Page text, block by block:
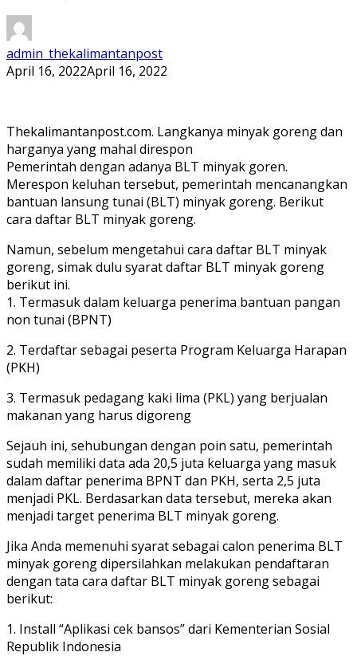
admin_thekalimantanpost
April 16, 2022April 16, 2022
Thekalimantanpost.com. Langkanya minyak goreng dan
harganya yang mahal direspon
Pemerintah dengan adanya BLT minyak goren.
Merespon keluhan tersebut, pemerintah mencanangkan
bantuan lansung tunai (BLT) minyak goreng. Berikut
cara daftar BLT minyak goreng.
Namun, sebelum mengetahui cara daftar BLT minyak
goreng, simak dulu syarat daftar BLT minyak goreng
berikut ini.
1. Termasuk dalam keluarga penerima bantuan pangan
non tunai (BPNT)
2. Terdaftar sebagai peserta Program Keluarga Harapan
(PKH)
3. Termasuk pedagang kaki lima (PKL) yang berjualan
makanan yang harus digoreng
Sejauh ini, sehubungan dengan poin satu, pemerintah
sudah memiliki data ada 20,5 juta keluarga yang masuk
dalam daftar penerima BPNT dan PKH, serta 2,5 juta
menjadi PKL. Berdasarkan data tersebut, mereka akan
menjadi target penerima BLT minyak goreng.
Jika Anda memenuhi syarat sebagai calon penerima BLT
minyak goreng dipersilahkan melakukan pendaftaran
dengan tata cara daftar BLT minyak goreng sebagai
berikut:
1. Install “Aplikasi cek bansos” dari Kementerian Sosial
Republik Indonesia